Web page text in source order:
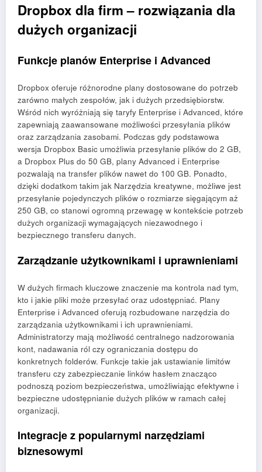
Dropbox dla firm – rozwiązania dla
dużych organizacji
Funkcje planów Enterprise i Advanced
Dropbox oferuje różnorodne plany dostosowane do potrzeb
zarówno małych zespołów, jak i dużych przedsiębiorstw.
Wśród nich wyróżniają się taryfy Enterprise i Advanced, które
zapewniają zaawansowane możliwości przesyłania plików
oraz zarządzania zasobami. Podczas gdy podstawowa
wersja Dropbox Basic umożliwia przesyłanie plików do 2 GB,
a Dropbox Plus do 50 GB, plany Advanced i Enterprise
pozwalają na transfer plików nawet do 100 GB. Ponadto,
dzięki dodatkom takim jak Narzędzia kreatywne, możliwe jest
przesyłanie pojedynczych plików o rozmiarze sięgającym aż
250 GB, co stanowi ogromną przewagę w kontekście potrzeb
dużych organizacji wymagających niezawodnego i
bezpiecznego transferu danych.
Zarządzanie użytkownikami i uprawnieniami
W dużych firmach kluczowe znaczenie ma kontrola nad tym,
kto i jakie pliki może przesyłać oraz udostępniać. Plany
Enterprise i Advanced oferują rozbudowane narzędzia do
zarządzania użytkownikami i ich uprawnieniami.
Administratorzy mają możliwość centralnego nadzorowania
kont, nadawania ról czy ograniczania dostępu do
konkretnych folderów. Funkcje takie jak ustawianie limitów
transferu czy zabezpieczanie linków hasłem znacząco
podnoszą poziom bezpieczeństwa, umożliwiając efektywne i
bezpieczne udostępnianie dużych plików w ramach całej
organizacji.
Integracje z popularnymi narzędziami
biznesowymi